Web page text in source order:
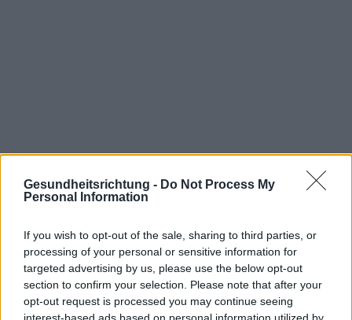
Gesundheitsrichtung - Do Not Process My
Personal Information
If you wish to opt-out of the sale, sharing to third parties, or
processing of your personal or sensitive information for
targeted advertising by us, please use the below opt-out
section to confirm your selection. Please note that after your
opt-out request is processed you may continue seeing
Interessant? Teilen sie es auf Facebook!
Möchten Sie auf dem Laufenden bleiben?
Folgen Sie uns auf
G gl
News